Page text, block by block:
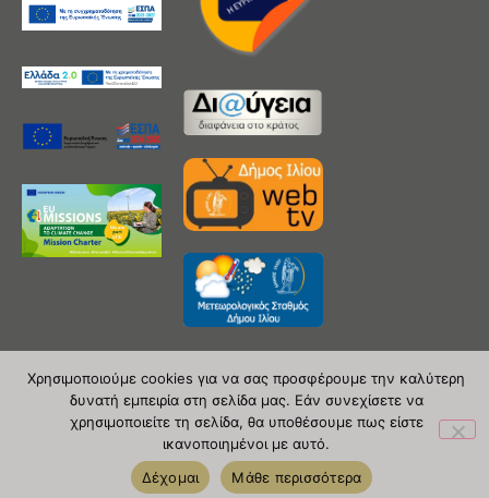
Copyright 2020 © Δήμος Ιλίου
| powered by Evolutionprojects
Χρησιμοποιούμε cookies για να σας προσφέρουμε την καλύτερη
δυνατή εμπειρία στη σελίδα μας. Εάν συνεχίσετε να
χρησιμοποιείτε τη σελίδα, θα υποθέσουμε πως είστε
ικανοποιημένοι με αυτό.
Δέχομαι
Μάθε περισσότερα